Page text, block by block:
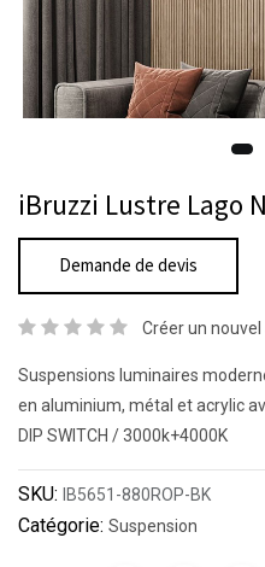
iBruzzi Lustre Lago
Demande de devis
Créer un nouvel
Suspensions luminaires
en aluminium, métal et acrylic
DIP SWITCH / 3000k+4000K
SKU: IB5651-880ROP-BK
Catégorie: Suspension